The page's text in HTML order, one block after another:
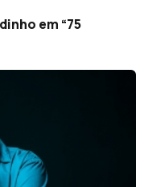
em “75